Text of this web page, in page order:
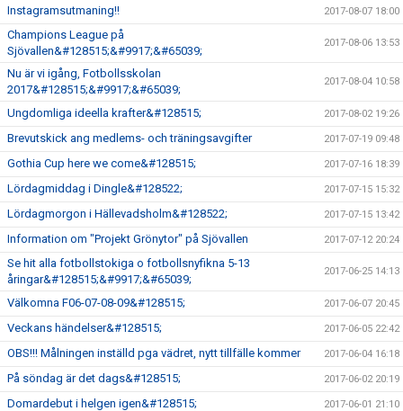
Instagramsutmaning!! 2017-08-07 18:00
Champions League på
Sjövallen&#128515;&#9917;&#65039;
2017-08-06 13:53
Nu är vi igång, Fotbollsskolan
2017&#128515;&#9917;&#65039;
2017-08-04 10:58
Ungdomliga ideella krafter&#128515; 2017-08-02 19:26
Brevutskick ang medlems- och träningsavgifter 2017-07-19 09:48
Gothia Cup here we come&#128515; 2017-07-16 18:39
Lördagmiddag i Dingle&#128522; 2017-07-15 15:32
Lördagmorgon i Hällevadsholm&#128522; 2017-07-15 13:42
Information om "Projekt Grönytor" på Sjövallen 2017-07-12 20:24
Se hit alla fotbollstokiga o fotbollsnyfikna 5-13
åringar&#128515;&#9917;&#65039;
2017-06-25 14:13
Välkomna F06-07-08-09&#128515; 2017-06-07 20:45
Veckans händelser&#128515; 2017-06-05 22:42
OBS!!! Målningen inställd pga vädret, nytt tillfälle kommer 2017-06-04 16:18
På söndag är det dags&#128515; 2017-06-02 20:19
Domardebut i helgen igen&#128515; 2017-06-01 21:10